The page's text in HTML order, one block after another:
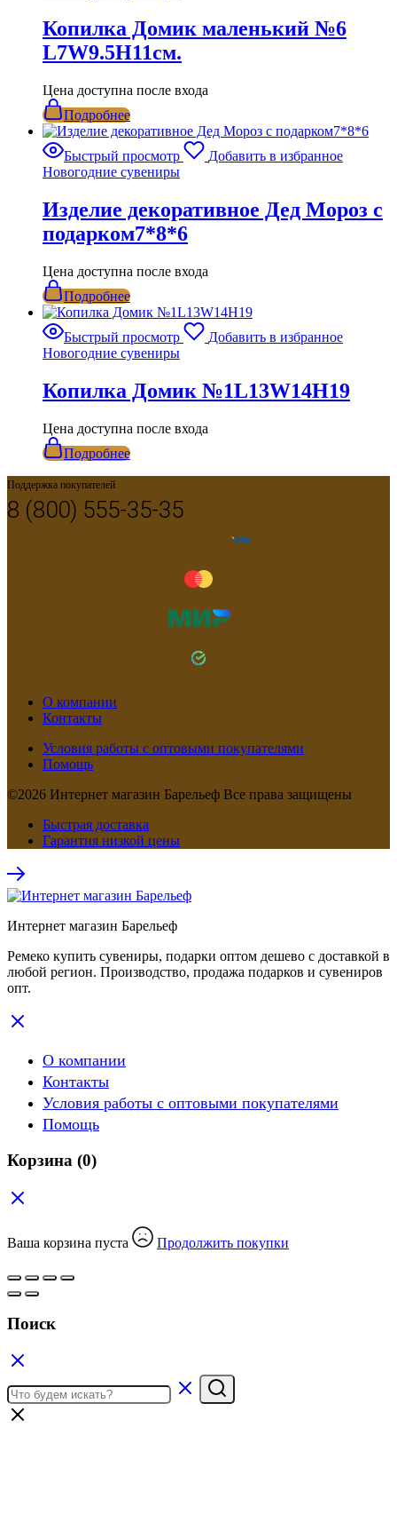
Копилка Домик маленький №6
L7W9.5H11см.
Цена доступна после входа
Подробнее
Быстрый просмотр
Добавить в избранное
Новогодние сувениры
Изделие декоративное Дед Мороз с
подарком7*8*6
Цена доступна после входа
Подробнее
Быстрый просмотр
Добавить в избранное
Новогодние сувениры
Копилка Домик №1L13W14H19
Цена доступна после входа
Подробнее
Поддержка покупателей
8 (800) 555-35-35
О компании
Контакты
Условия работы с оптовыми покупателями
Помощь
©2026 Интернет магазин Барельеф Все права защищены
Быстрая доставка
Гарантия низкой цены
Интернет магазин Барельеф
Ремеко купить сувениры, подарки оптом дешево с доставкой в
любой регион. Производство, продажа подарков и сувениров
опт.
О компании
Контакты
Условия работы с оптовыми покупателями
Помощь
Корзина (0)
Ваша корзина пуста Продолжить покупки
Поиск